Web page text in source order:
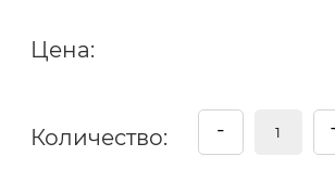
Цена:
Количество: -